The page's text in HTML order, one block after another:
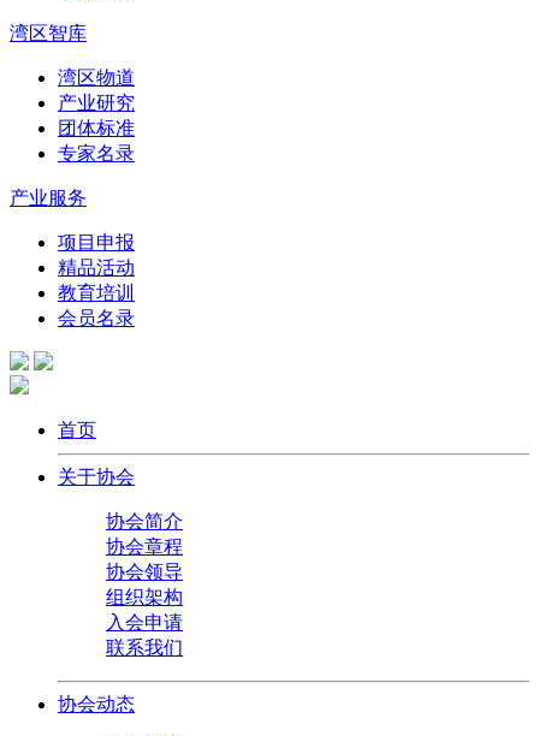
湾区智库
湾区物道
产业研究
团体标准
专家名录
产业服务
项目申报
精品活动
教育培训
会员名录
首页
关于协会
协会简介
协会章程
协会领导
组织架构
入会申请
联系我们
协会动态